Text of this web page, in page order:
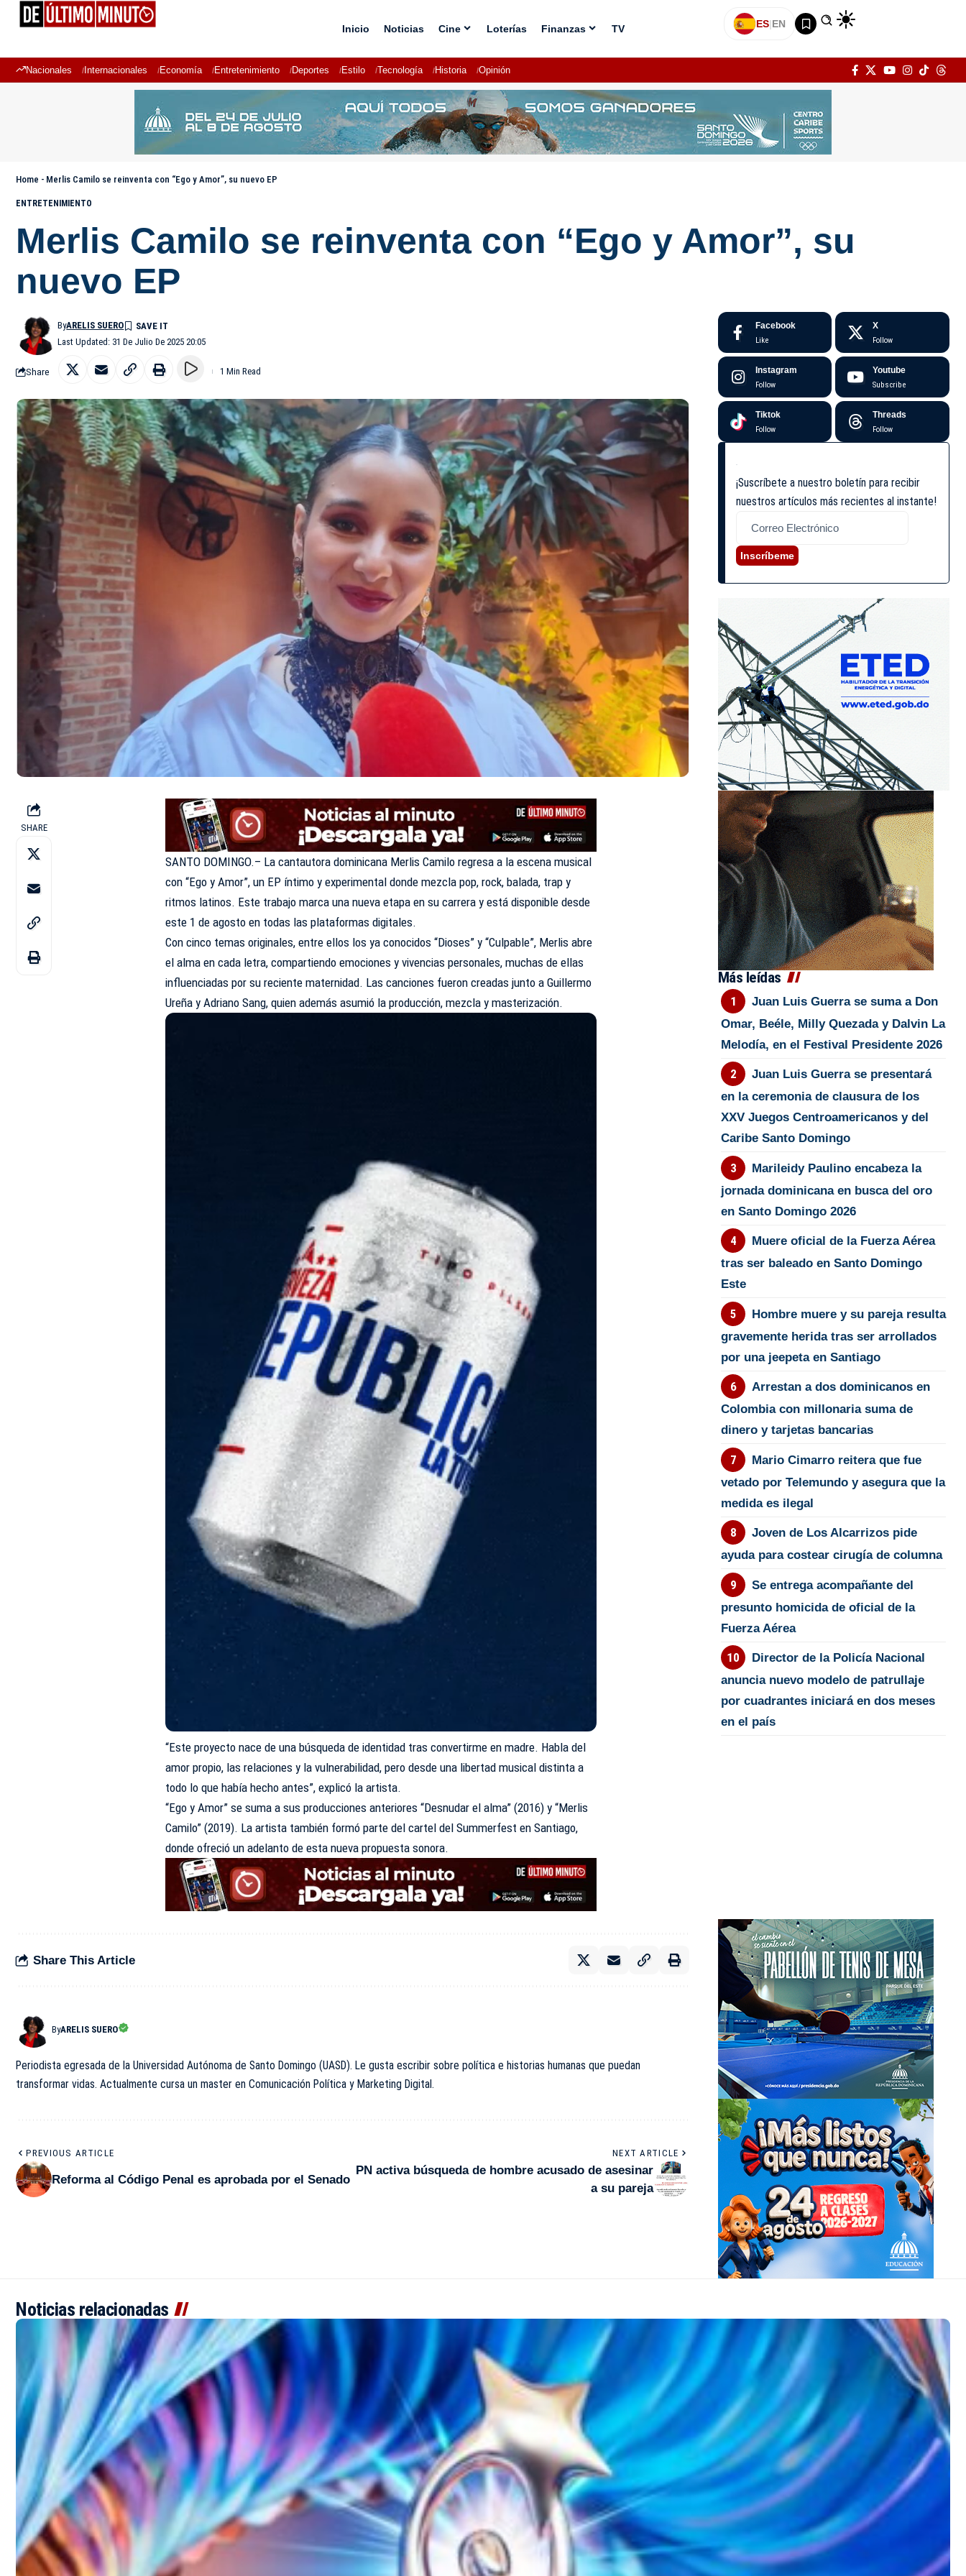
Inicio Noticias Cine Loterías Finanzas TV ES|EN
Nacionales Internacionales Economía Entretenimiento Deportes Estilo Tecnología Historia Opinión
Home - Merlis Camilo se reinventa con “Ego y Amor”, su nuevo EP
ENTRETENIMIENTO
Merlis Camilo se reinventa con “Ego y Amor”, su
nuevo EP
Last Updated: 31 De Julio De 2025 20:05
ByARELIS SUERO
Share 1 Min Read
SHARE
SANTO DOMINGO.– La cantautora dominicana Merlis Camilo regresa a la escena musical
con “Ego y Amor”, un EP íntimo y experimental donde mezcla pop, rock, balada, trap y
ritmos latinos. Este trabajo marca una nueva etapa en su carrera y está disponible desde
este 1 de agosto en todas las plataformas digitales.
Con cinco temas originales, entre ellos los ya conocidos “Dioses” y “Culpable”, Merlis abre
el alma en cada letra, compartiendo emociones y vivencias personales, muchas de ellas
influenciadas por su reciente maternidad. Las canciones fueron creadas junto a Guillermo
Ureña y Adriano Sang, quien además asumió la producción, mezcla y masterización.
“Este proyecto nace de una búsqueda de identidad tras convertirme en madre. Habla del
amor propio, las relaciones y la vulnerabilidad, pero desde una libertad musical distinta a
todo lo que había hecho antes”, explicó la artista.
“Ego y Amor” se suma a sus producciones anteriores “Desnudar el alma” (2016) y “Merlis
Camilo” (2019). La artista también formó parte del cartel del Summerfest en Santiago,
donde ofreció un adelanto de esta nueva propuesta sonora.
Share This Article
ByARELIS SUERO
Periodista egresada de la Universidad Autónoma de Santo Domingo (UASD). Le gusta escribir sobre política e historias humanas que puedan
transformar vidas. Actualmente cursa un master en Comunicación Política y Marketing Digital.
PREVIOUS ARTICLE
Reforma al Código Penal es aprobada por el Senado
NEXT ARTICLE
PN activa búsqueda de hombre acusado de asesinar
a su pareja
Facebook
Like
X
Follow
Instagram
Follow
Youtube
Subscribe
Tiktok
Follow
Threads
Follow
¡Suscríbete a nuestro boletín para recibir
nuestros artículos más recientes al instante!
Inscríbeme
Más leídas
Juan Luis Guerra se suma a Don
Omar, Beéle, Milly Quezada y Dalvin La
Melodía, en el Festival Presidente 2026
Juan Luis Guerra se presentará
en la ceremonia de clausura de los
XXV Juegos Centroamericanos y del
Caribe Santo Domingo
Marileidy Paulino encabeza la
jornada dominicana en busca del oro
en Santo Domingo 2026
Muere oficial de la Fuerza Aérea
tras ser baleado en Santo Domingo
Este
Hombre muere y su pareja resulta
gravemente herida tras ser arrollados
por una jeepeta en Santiago
Arrestan a dos dominicanos en
Colombia con millonaria suma de
dinero y tarjetas bancarias
Mario Cimarro reitera que fue
vetado por Telemundo y asegura que la
medida es ilegal
Joven de Los Alcarrizos pide
ayuda para costear cirugía de columna
Se entrega acompañante del
presunto homicida de oficial de la
Fuerza Aérea
Director de la Policía Nacional
anuncia nuevo modelo de patrullaje
por cuadrantes iniciará en dos meses
en el país
Noticias relacionadas